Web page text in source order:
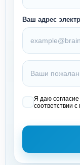
Ваш адрес
Я даю
соответствии